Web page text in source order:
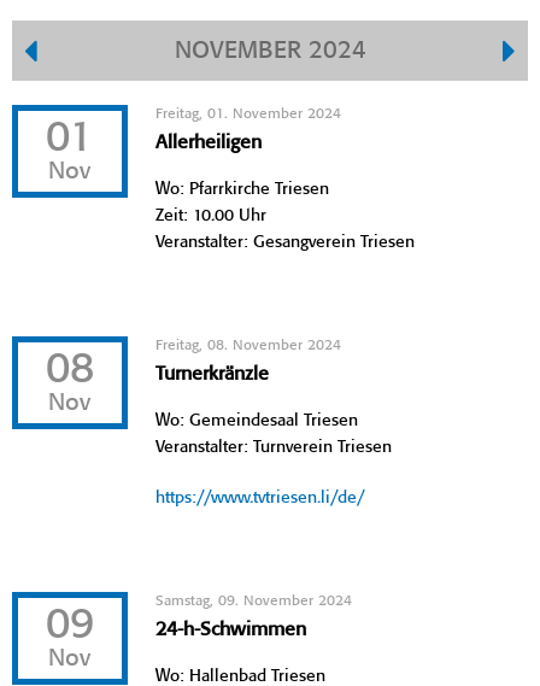
NOVEMBER 2024
01
Nov
Freitag, 01. November 2024
Allerheiligen
Wo: Pfarrkirche Triesen
Zeit: 10.00 Uhr
Veranstalter: Gesangverein Triesen
08
Nov
Freitag, 08. November 2024
Turnerkränzle
Wo: Gemeindesaal Triesen
Veranstalter: Turnverein Triesen
https://www.tvtriesen.li/de/
09
Nov
Samstag, 09. November 2024
24-h-Schwimmen
Wo: Hallenbad Triesen